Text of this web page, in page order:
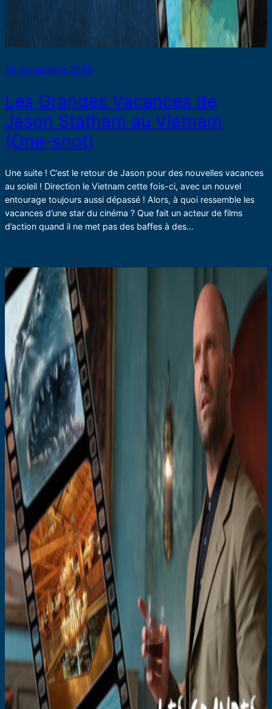
10 novembre 2025
Les Grandes Vacances de
Jason Statham au Vietnam
(One-shot)
Une suite ! C’est le retour de Jason pour des nouvelles vacances
au soleil ! Direction le Vietnam cette fois-ci, avec un nouvel
entourage toujours aussi dépassé ! Alors, à quoi ressemble les
vacances d’une star du cinéma ? Que fait un acteur de films
d’action quand il ne met pas des baffes à des…